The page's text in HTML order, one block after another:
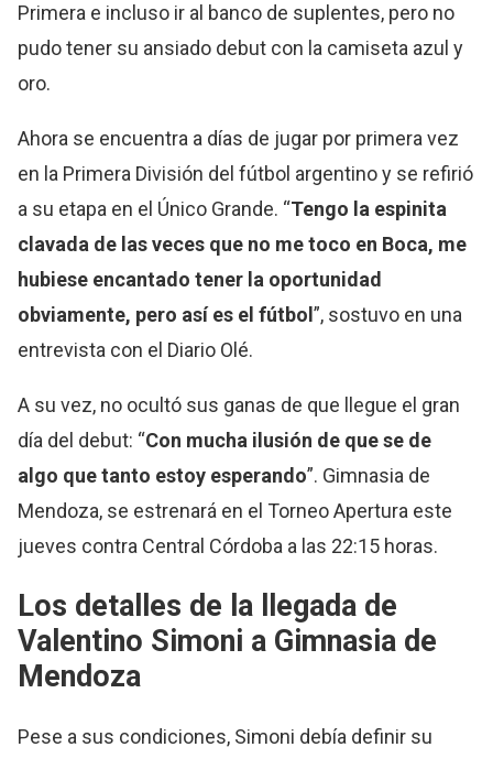
Primera e incluso ir al banco de suplentes, pero no
pudo tener su ansiado debut con la camiseta azul y
oro.
Ahora se encuentra a días de jugar por primera vez
en la Primera División del fútbol argentino y se refirió
a su etapa en el Único Grande. “Tengo la espinita
clavada de las veces que no me toco en Boca, me
hubiese encantado tener la oportunidad
obviamente, pero así es el fútbol”, sostuvo en una
entrevista con el Diario Olé.
A su vez, no ocultó sus ganas de que llegue el gran
día del debut: “Con mucha ilusión de que se de
algo que tanto estoy esperando”. Gimnasia de
Mendoza, se estrenará en el Torneo Apertura este
jueves contra Central Córdoba a las 22:15 horas.
Los detalles de la llegada de
Valentino Simoni a Gimnasia de
Mendoza
Pese a sus condiciones, Simoni debía definir su